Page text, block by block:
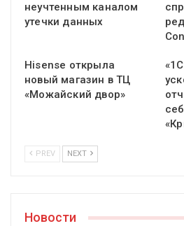
неучтенным каналом
утечки данных
Hisense открыла
новый магазин в ТЦ
«Можайский двор»
PREV NEXT
Новости